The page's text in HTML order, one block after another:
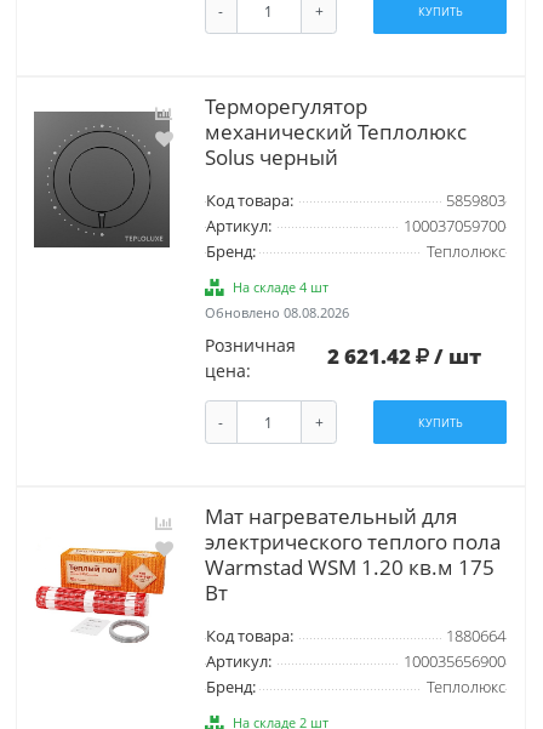
- + КУПИТЬ
Терморегулятор
механический Теплолюкс
Solus черный
Код товара:
5859803
Артикул:
100037059700
Бренд:
Теплолюкс
На складе 4 шт
Обновлено 08.08.2026
Розничная
цена:
2 621.42 / шт
- + КУПИТЬ
Мат нагревательный для
электрического теплого пола
Warmstad WSM 1.20 кв.м 175
Вт
Код товара:
1880664
Артикул:
100035656900
Бренд:
Теплолюкс
На складе 2 шт